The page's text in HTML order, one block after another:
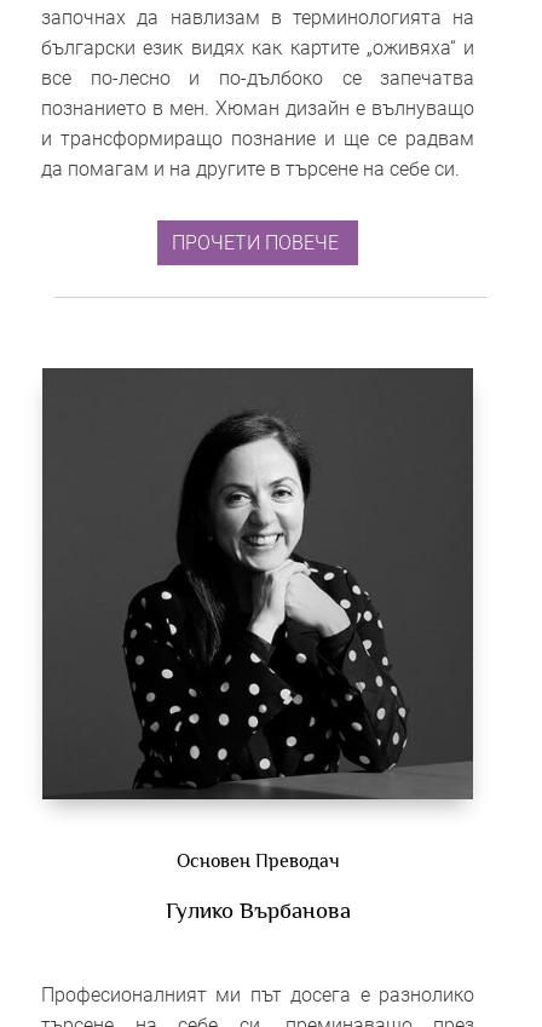
започнах да навлизам в терминологията на
български език видях как картите „оживяха“ и
все по-лесно и по-дълбоко се запечатва
познанието в мен. Хюман дизайн е вълнуващо
и трансформиращо познание и ще се радвам
да помагам и на другите в търсене на себе си.
ПРОЧЕТИ ПОВЕЧЕ
Основен Преводач
Гулико Върбанова
Професионалният ми път досега е разнолико